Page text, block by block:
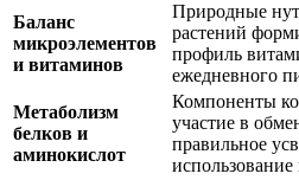
Баланс
микроэлементов
и витаминов
Природные
растений
профиль
ежедневного
Метаболизм
белков и
аминокислот
Компоненты
участие в
правильное
использование